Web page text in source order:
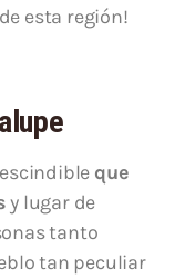
esta región!
que
y lugar de
tanto
tan peculiar